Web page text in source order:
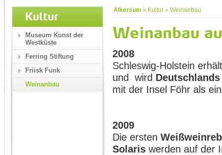
Alkersum » Kultur » Weinanbau
Weinanbau
2008
Schleswig-Holstein
und wird
mit der Insel Föhr als
2009
Die ersten
Solaris werden auf der
Kultur
Museum Kunst der
Westküste
Ferring Stiftung
Friisk Funk
Weinanbau